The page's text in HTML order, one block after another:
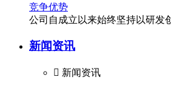
竞争优势
公司自成立以来始终坚持以研发
新闻资讯
 新闻资讯